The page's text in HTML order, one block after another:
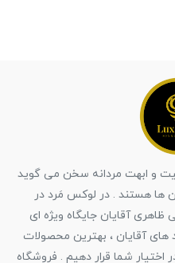
و ابهت مردانه سخن می گوید
ها هستند . در لوکس مَرد در
آقایان جایگاه ویژه ای
های آقایان ، بهترین محصولات
اختیار شما قرار دهیم . فروشگاه